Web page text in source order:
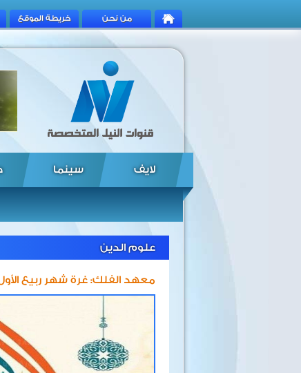
من نحن خريطة الموقع
لايف سينما
علوم الدين
معهد الفلك: غرة شهر ربيع الأول 7